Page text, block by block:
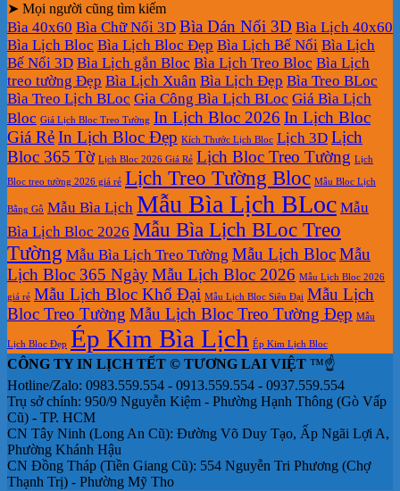
➤ Mọi người cũng tìm kiếm
Bìa 40x60 Bìa Chữ Nổi 3D Bìa Dán Nổi 3D Bìa Lịch 40x60
Bìa Lịch Bloc Bìa Lịch Bloc Đẹp Bìa Lịch Bế Nổi Bìa Lịch
Bế Nổi 3D Bìa Lịch gắn Bloc Bìa Lịch Treo Bloc Bìa Lịch
treo tường Đẹp Bìa Lịch Xuân Bìa Lịch Đẹp Bìa Treo BLoc
Bìa Treo Lịch BLoc Gia Công Bìa Lịch BLoc Giá Bìa Lịch
Bloc Giá Lịch Bloc Treo Tường In Lịch Bloc 2026 In Lịch Bloc
Giá RẻIn Lịch Bloc Đẹp Kích Thước Lịch Bloc Lịch 3D Lịch
Bloc 365 Tờ Lịch Bloc 2026 Giá Rẻ Lịch Bloc Treo Tường Lịch
Bloc treo tường 2026 giá rẻ Lịch Treo Tường Bloc Mẫu Bloc Lịch
Bằng Gỗ Mẫu Bìa Lịch Mẫu Bìa Lịch BLoc Mẫu
Bìa Lịch Bloc 2026 Mẫu Bìa Lịch BLoc Treo
Tường Mẫu Bìa Lịch Treo Tường Mẫu Lịch BlocMẫu
Lịch Bloc 365 NgàyMẫu Lịch Bloc 2026 Mẫu Lịch Bloc 2026
giá rẻ Mẫu Lịch Bloc Khổ Đại Mẫu Lịch Bloc Siêu Đại Mẫu Lịch
Bloc Treo Tường Mẫu Lịch Bloc Treo Tường Đẹp Mẫu
Lịch Bloc Đẹp Ép Kim Bìa Lịch Ép Kim Lịch Bloc
CÔNG TY IN LỊCH TẾT © TƯƠNG LAI VIỆT ™☝️
Hotline/Zalo: 0983.559.554 - 0913.559.554 - 0937.559.554
Trụ sở chính: 950/9 Nguyễn Kiệm - Phường Hạnh Thông (Gò Vấp
Cũ) - TP. HCM
CN Tây Ninh (Long An Cũ): Đường Võ Duy Tạo, Ấp Ngãi Lợi A,
Phường Khánh Hậu
CN Đồng Tháp (Tiền Giang Cũ): 554 Nguyễn Tri Phương (Chợ
Thạnh Trị) - Phường Mỹ Tho